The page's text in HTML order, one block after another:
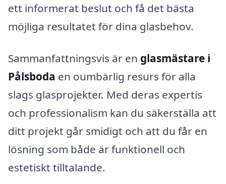
ett informerat beslut och få det bästa
möjliga resultatet för dina glasbehov.
Sammanfattningsvis är en glasmästare i
Pålsboda en oumbärlig resurs för alla
slags glasprojekter. Med deras expertis
och professionalism kan du säkerställa att
ditt projekt går smidigt och att du får en
lösning som både är funktionell och
estetiskt tilltalande.